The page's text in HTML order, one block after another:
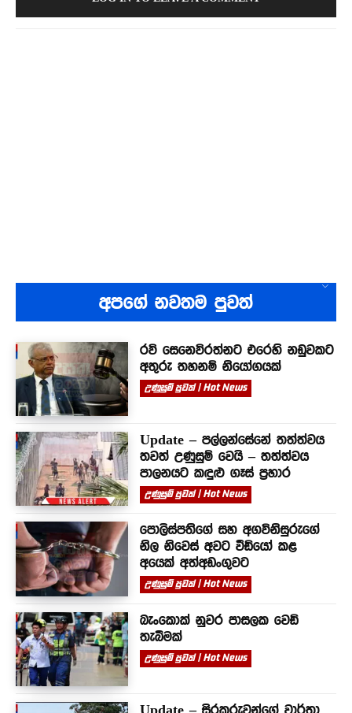
අපගේ නවතම පුවත්
රවි සෙනෙවිරත්නට එරෙහි නඩුවකට
අතුරු තහනම් නියෝගයක්
උණුසුම් පුවත් | Hot News
Update – පල්ලන්සේනේ තත්ත්වය
තවත් උණුසුම් වෙයි – තත්ත්වය
පාලනයට කඳුළු ගෑස් ප්‍රහාර
උණුසුම් පුවත් | Hot News
පොලිස්පතිගේ සහ අගවිනිසුරුගේ
නිල නිවෙස් අවට වීඩියෝ කළ
අයෙක් අත්අඩංගුවට
උණුසුම් පුවත් | Hot News
බැංකොක් නුවර පාසලක වෙඩි
තැබීමක්
උණුසුම් පුවත් | Hot News
Update – සිරකරුවන්⁣ගේ වාර්තා